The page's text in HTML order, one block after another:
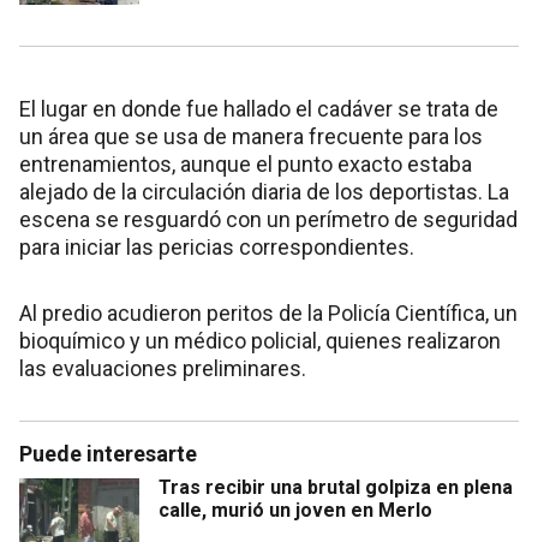
El lugar en donde fue hallado el cadáver se trata de
un área que se usa de manera frecuente para los
entrenamientos, aunque el punto exacto estaba
alejado de la circulación diaria de los deportistas. La
escena se resguardó con un perímetro de seguridad
para iniciar las pericias correspondientes.
Al predio acudieron peritos de la Policía Científica, un
bioquímico y un médico policial, quienes realizaron
las evaluaciones preliminares.
Puede interesarte
Tras recibir una brutal golpiza en plena
calle, murió un joven en Merlo